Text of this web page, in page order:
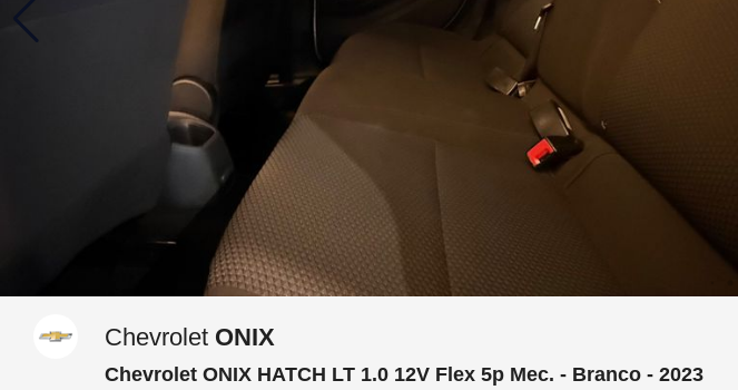
Chevrolet ONIX
Chevrolet ONIX HATCH LT 1.0 12V Flex 5p Mec. - Branco - 2023